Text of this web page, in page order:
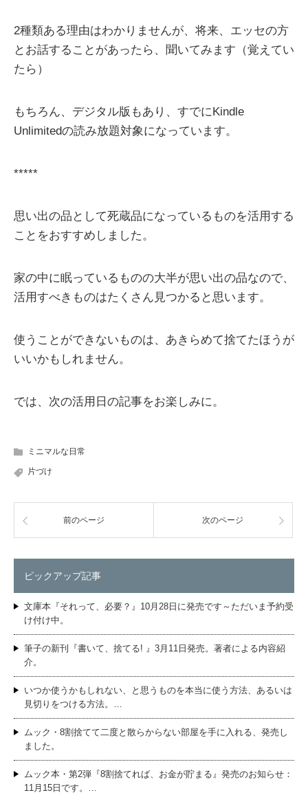
2種類ある理由はわかりませんが、将来、エッセの方
とお話することがあったら、聞いてみます（覚えてい
たら）
もちろん、デジタル版もあり、すでにKindle
Unlimitedの読み放題対象になっています。
*****
思い出の品として死蔵品になっているものを活用する
ことをおすすめしました。
家の中に眠っているものの大半が思い出の品なので、
活用すべきものはたくさん見つかると思います。
使うことができないものは、あきらめて捨てたほうが
いいかもしれません。
では、次の活用日の記事をお楽しみに。
ミニマルな日常
片づけ
前のページ 次のページ
ピックアップ記事
文庫本『それって、必要？』10月28日に発売です～ただいま予約受
け付け中。
筆子の新刊『書いて、捨てる! 』3月11日発売。著者による内容紹
介。
いつか使うかもしれない、と思うものを本当に使う方法、あるいは
見切りをつける方法。…
ムック・8割捨てて二度と散らからない部屋を手に入れる、発売し
ました。
ムック本・第2弾『8割捨てれば、お金が貯まる』発売のお知らせ：
11月15日です。…